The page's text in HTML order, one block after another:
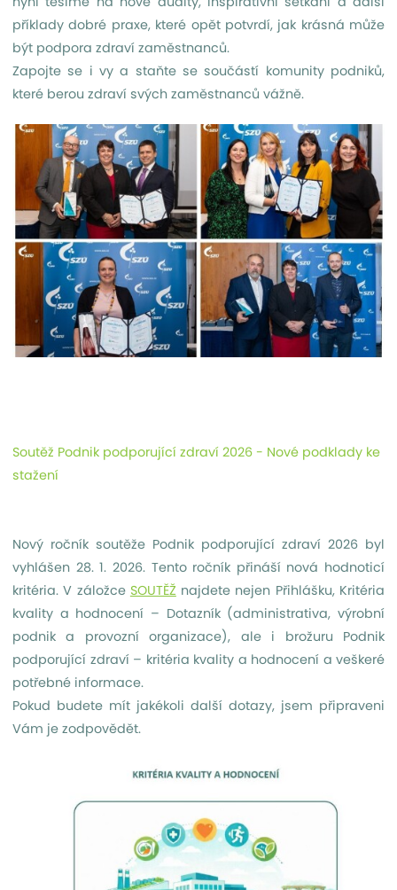
příklady dobré praxe, které opět potvrdí, jak krásná může
být podpora zdraví zaměstnanců.
Zapojte se i vy a staňte se součástí komunity podniků,
které berou zdraví svých zaměstnanců vážně.
Soutěž Podnik podporující zdraví 2026 - Nové podklady ke
stažení
Nový ročník soutěže Podnik podporující zdraví 2026 byl
vyhlášen 28. 1. 2026. Tento ročník přináší nová hodnoticí
kritéria. V záložce SOUTĚŽ najdete nejen Přihlášku, Kritéria
kvality a hodnocení – Dotazník (administrativa, výrobní
podnik a provozní organizace), ale i brožuru Podnik
podporující zdraví – kritéria kvality a hodnocení a veškeré
potřebné informace.
Pokud budete mít jakékoli další dotazy, jsem připraveni
Vám je zodpovědět.